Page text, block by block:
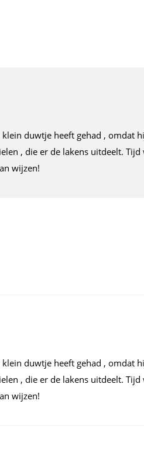
duwtje heeft gehad , omdat
, die er de lakens uitdeelt.
wijzen!
duwtje heeft gehad , omdat
, die er de lakens uitdeelt.
wijzen!